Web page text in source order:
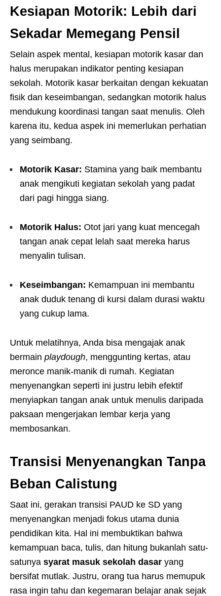
Kesiapan Motorik: Lebih dari
Sekadar Memegang Pensil
Selain aspek mental, kesiapan motorik kasar dan
halus merupakan indikator penting kesiapan
sekolah. Motorik kasar berkaitan dengan kekuatan
fisik dan keseimbangan, sedangkan motorik halus
mendukung koordinasi tangan saat menulis. Oleh
karena itu, kedua aspek ini memerlukan perhatian
yang seimbang.
Motorik Kasar: Stamina yang baik membantu
anak mengikuti kegiatan sekolah yang padat
dari pagi hingga siang.
Motorik Halus: Otot jari yang kuat mencegah
tangan anak cepat lelah saat mereka harus
menyalin tulisan.
Keseimbangan: Kemampuan ini membantu
anak duduk tenang di kursi dalam durasi waktu
yang cukup lama.
Untuk melatihnya, Anda bisa mengajak anak
bermain playdough, menggunting kertas, atau
meronce manik-manik di rumah. Kegiatan
menyenangkan seperti ini justru lebih efektif
menyiapkan tangan anak untuk menulis daripada
paksaan mengerjakan lembar kerja yang
membosankan.
Transisi Menyenangkan Tanpa
Beban Calistung
Saat ini, gerakan transisi PAUD ke SD yang
menyenangkan menjadi fokus utama dunia
pendidikan kita. Hal ini membuktikan bahwa
kemampuan baca, tulis, dan hitung bukanlah satu-
satunya syarat masuk sekolah dasar yang
bersifat mutlak. Justru, orang tua harus memupuk
rasa ingin tahu dan kegemaran belajar anak sejak